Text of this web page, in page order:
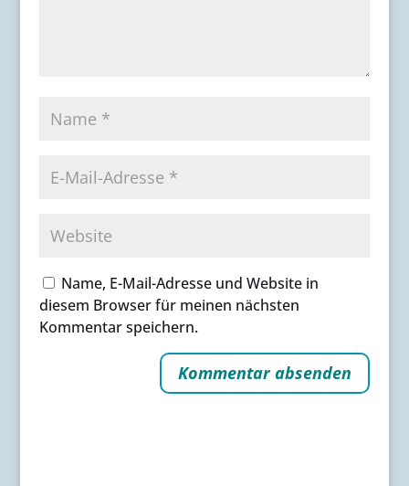
Name, E-Mail-Adresse und Website in
diesem Browser für meinen nächsten
Kommentar speichern.